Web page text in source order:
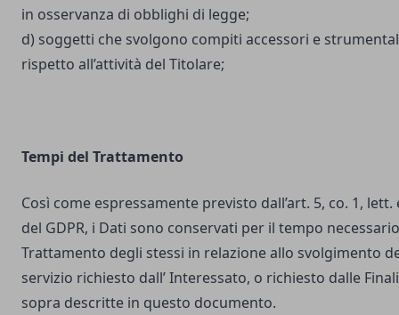
in osservanza di obblighi di legge;
d) soggetti che svolgono compiti accessori e
rispetto all’attività del Titolare;
Tempi del Trattamento
Così come espressamente previsto dall’art. 5, co. 1, lett.
del GDPR, i Dati sono conservati per il tempo
Trattamento degli stessi in relazione allo svolgimento
servizio richiesto dall’ Interessato, o richiesto dalle
sopra descritte in questo documento.